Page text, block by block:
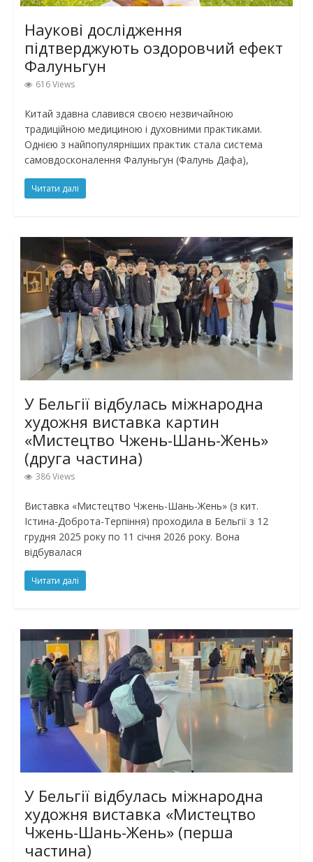
Наукові дослідження
підтверджують оздоровчий ефект
Фалуньгун
616 Views
Китай здавна славився своєю незвичайною
традиційною медициною і духовними практиками.
Однією з найпопулярніших практик стала система
самовдосконалення Фалуньгун (Фалунь Дафа),
Читати далі
У Бельгії відбулась міжнародна
художня виставка картин
«Мистецтво Чжень-Шань-Жень»
(друга частина)
386 Views
Виставка «Мистецтво Чжень-Шань-Жень» (з кит.
Істина-Доброта-Терпіння) проходила в Бельгії з 12
грудня 2025 року по 11 січня 2026 року. Вона
відбувалася
Читати далі
У Бельгії відбулась міжнародна
художня виставка «Мистецтво
Чжень-Шань-Жень» (перша
частина)